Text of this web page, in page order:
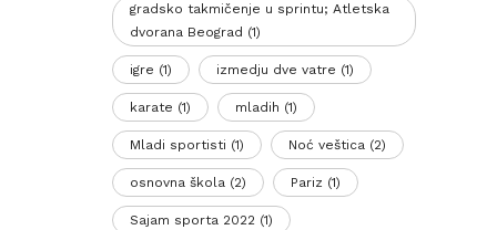
gradsko takmičenje u sprintu; Atletska
dvorana Beograd (1)
igre (1) izmedju dve vatre (1)
karate (1) mladih (1)
Mladi sportisti (1) Noć veštica(2)
osnovna škola(2) Pariz (1)
Sajam sporta 2022(1)